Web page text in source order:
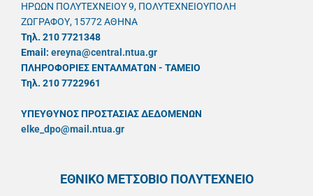
ΗΡΩΩΝ ΠΟΛΥΤΕΧΝΕΙΟΥ 9, ΠΟΛΥΤΕΧΝΕΙΟΥΠΟΛΗ
ΖΩΓΡΑΦΟΥ, 15772 ΑΘΗΝΑ
Τηλ. 210 7721348
Email: ereyna@central.ntua.gr
ΠΛΗΡΟΦΟΡΙΕΣ ΕΝΤΑΛΜΑΤΩΝ - ΤΑΜΕΙΟ
Τηλ. 210 7722961
ΥΠΕΥΘYΝΟΣ ΠΡΟΣΤΑΣΙΑΣ ΔΕΔΟΜΕΝΩΝ
elke_dpo@mail.ntua.gr
ΕΘΝΙΚΟ ΜΕΤΣΟΒΙΟ ΠΟΛΥΤΕΧΝΕΙΟ